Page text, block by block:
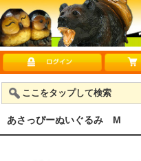
ここをタップして検索
あさっぴーぬいぐるみ M